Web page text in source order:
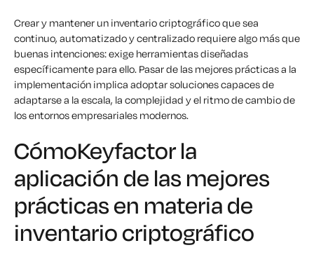
Crear y mantener un inventario criptográfico que sea
continuo, automatizado y centralizado requiere algo más que
buenas intenciones: exige herramientas diseñadas
específicamente para ello. Pasar de las mejores prácticas a la
implementación implica adoptar soluciones capaces de
adaptarse a la escala, la complejidad y el ritmo de cambio de
los entornos empresariales modernos.
CómoKeyfactor la
aplicación de las mejores
prácticas en materia de
inventario criptográfico